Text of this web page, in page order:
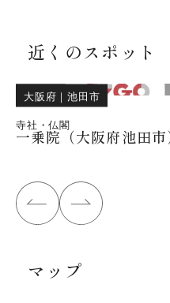
近くのスポット
大阪府 ｜池田市
寺社・仏閣
一乗院（大阪府池田市
マップ